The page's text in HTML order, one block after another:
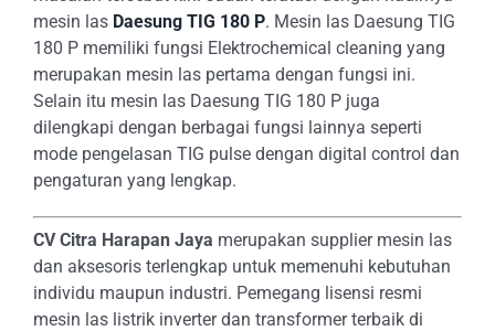
mesin las Daesung TIG 180 P. Mesin las Daesung TIG
180 P memiliki fungsi Elektrochemical cleaning yang
merupakan mesin las pertama dengan fungsi ini.
Selain itu mesin las Daesung TIG 180 P juga
dilengkapi dengan berbagai fungsi lainnya seperti
mode pengelasan TIG pulse dengan digital control dan
pengaturan yang lengkap.
CV Citra Harapan Jaya merupakan supplier mesin las
dan aksesoris terlengkap untuk memenuhi kebutuhan
individu maupun industri. Pemegang lisensi resmi
mesin las listrik inverter dan transformer terbaik di